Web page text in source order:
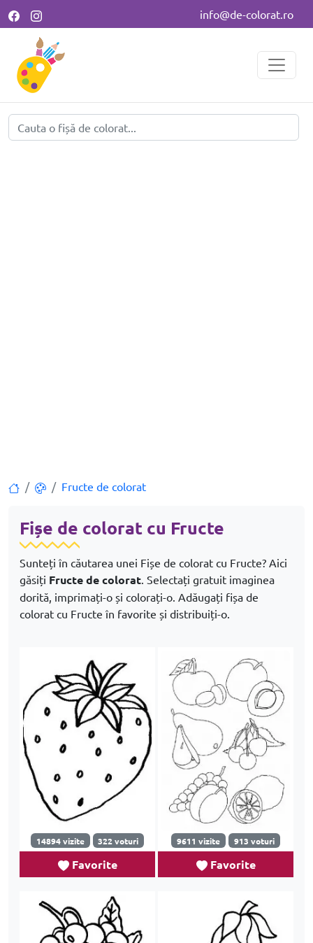
info@de-colorat.ro
Fructe de colorat
Fișe de colorat cu Fructe
Sunteți în căutarea unei Fișe de colorat cu Fructe? Aici
găsiți Fructe de colorat. Selectați gratuit imaginea
dorită, imprimați-o și colorați-o. Adăugați fișa de
colorat cu Fructe în favorite și distribuiți-o.
14894 vizite 322 voturi
Favorite
9611 vizite 913 voturi
Favorite